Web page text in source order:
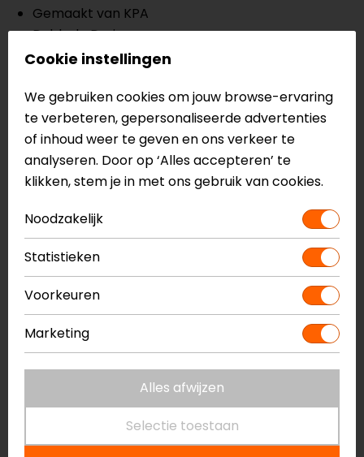
Gemaakt van KPA
Dubbele D-ring
Multi-density EPS
Kin- en bovenventilatie
Uitlaatopeningen
Gekanaliseerde EPS
Hypoallergene, ademende, uitneembare en
wasbare binnenvoering
Hydratie kit
ECE 22.06 keuring
Meer informatie nodig?
Heb je meer informatie nodig over dit product?
Neem dancontact
met ons op of kom langs in één
vanonze winkelsin Breda, Capelle aan den IJssel,
Eindhoven, Vianen of Apeldoorn. In de winkels kun je
het product bekijken & passen en staan onze
verkoopmedewerkers voor je klaar met advies.
Bekijk onze andereMX helmen.
Cookie instellingen
We gebruiken cookies om jouw browse-ervaring
te verbeteren, gepersonaliseerde advertenties
of inhoud weer te geven en ons verkeer te
analyseren. Door op ‘Alles accepteren’ te
klikken, stem je in met ons gebruik van cookies.
Noodzakelijk
Statistieken
Voorkeuren
Marketing
Alles afwijzen
Selectie toestaan